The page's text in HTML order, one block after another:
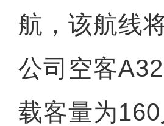
航，该航线
公司空客
载客量为